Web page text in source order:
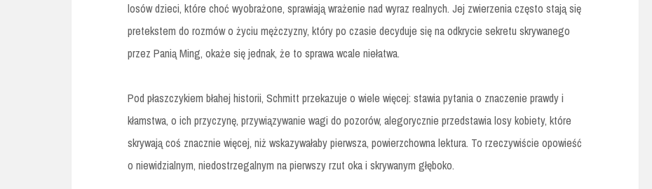
losów dzieci, które choć wyobrażone, sprawiają wrażenie nad wyraz realnych. Jej zwierzenia często stają się
pretekstem do rozmów o życiu mężczyzny, który po czasie decyduje się na odkrycie sekretu skrywanego
przez Panią Ming, okaże się jednak, że to sprawa wcale niełatwa.
Pod płaszczykiem błahej historii, Schmitt przekazuje o wiele więcej: stawia pytania o znaczenie prawdy i
kłamstwa, o ich przyczynę, przywiązywanie wagi do pozorów, alegorycznie przedstawia losy kobiety, które
skrywają coś znacznie więcej, niż wskazywałaby pierwsza, powierzchowna lektura. To rzeczywiście opowieść
o niewidzialnym, niedostrzegalnym na pierwszy rzut oka i skrywanym głęboko.